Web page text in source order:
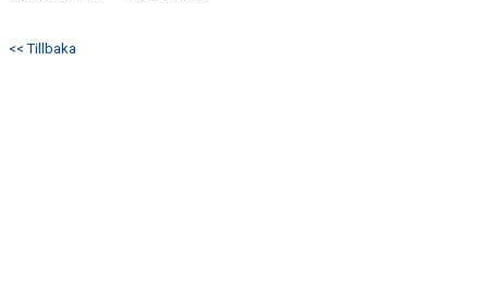
<< Tillbaka